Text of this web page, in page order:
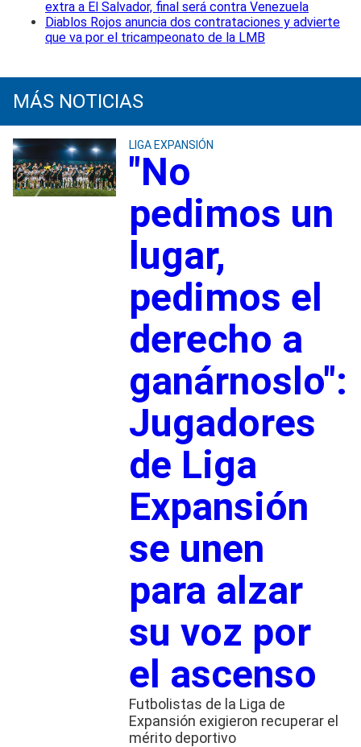
extra a El Salvador, final será contra Venezuela
Diablos Rojos anuncia dos contrataciones y advierte
que va por el tricampeonato de la LMB
MÁS NOTICIAS
LIGA EXPANSIÓN
"No
pedimos un
lugar,
pedimos el
derecho a
ganárnoslo":
Jugadores
de Liga
Expansión
se unen
para alzar
su voz por
el ascenso
Futbolistas de la Liga de
Expansión exigieron recuperar el
mérito deportivo